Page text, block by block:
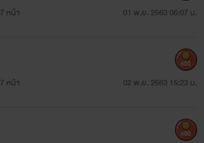
7 หน้า 01 พ.ย. 2563 06:07 น.
7 หน้า 02 พ.ย. 2563 15:23 น.
600
600